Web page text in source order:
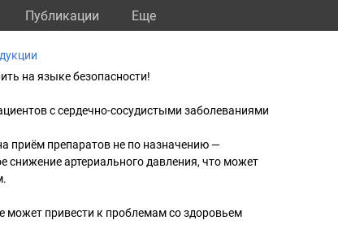
Публикации Eще
на языке безопасности!
с сердечно-сосудистыми заболеваниями
приём препаратов не по назначению —
артериального давления, что может
может привести к проблемам со здоровьем